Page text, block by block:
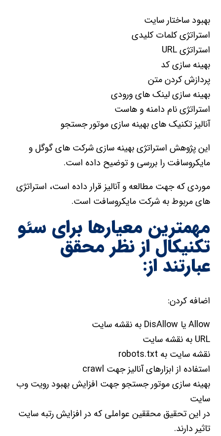
بهبود ساختار سایت
استراتژی کلمات کلیدی
استراتژی URL
بهینه سازی کد
پردازش کردن متن
بهینه سازی لینک های ورودی
استراتژی نام دامنه و هاست
آنالیز تکنیک های بهینه سازی موتور جستجو
این پژوهش استراتژی بهینه سازی شرکت های گوگل و
مایکروسافت را بررسی و توضیح داده است.
موردی که جهت مطالعه و آنالیز قرار داده است، استراتژی
های مربوط به شرکت مایکروسافت است.
مهمترین معیارها برای سئو
تکنیکال از نظر محقق
عبارتند از:
اضافه کردن:
Allow یا DisAllow به نقشه سایت
URL به نقشه سایت
نقشه سایت به robots.txt
استفاده از ابزارهای آنالیز جهت crawl
بهینه سازی موتور جستجو جهت افزایش بهبود رویت وب
سایت
در این تحقیق محققین عواملی که در افزایش رتبه سایت
تاثیر دارند.